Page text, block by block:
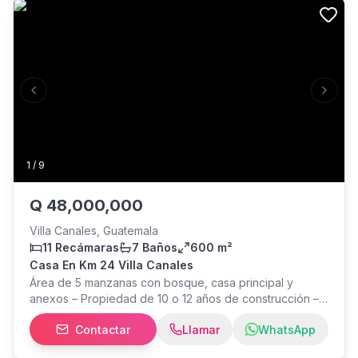
1 / 9
Previous slide Next
Q 48,000,000
Villa Canales, Guatemala
11 Recámaras
7 Baños
600 m²
Casa En Km 24 Villa Canales
Área de 5 manzanas con bosque, casa principal y
anexos – Propiedad de 10 o 12 años de construcción –
Área de guardianía con 6 baños, 4 cuartos y cocina –
Cisterna de agua con capacidad de 5,000 galones –
Casa para guardián con cocineta, 2 baños y área
Contactar Llamar WhatsApp